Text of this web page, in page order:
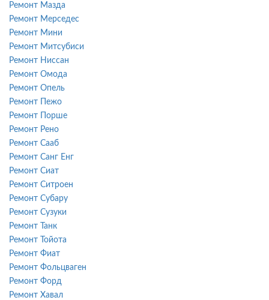
Ремонт Мазда
Ремонт Мерседес
Ремонт Мини
Ремонт Митсубиси
Ремонт Ниссан
Ремонт Омода
Ремонт Опель
Ремонт Пежо
Ремонт Порше
Ремонт Рено
Ремонт Сааб
Ремонт Санг Енг
Ремонт Сиат
Ремонт Ситроен
Ремонт Субару
Ремонт Сузуки
Ремонт Танк
Ремонт Тойота
Ремонт Фиат
Ремонт Фольцваген
Ремонт Форд
Ремонт Хавал